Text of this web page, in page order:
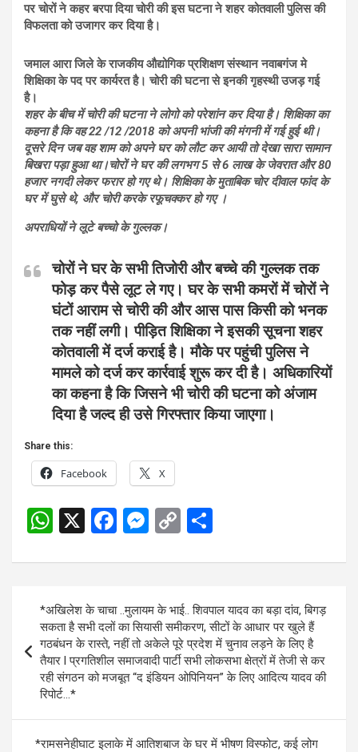
पर चोरों ने कहर बरपा दिया चोरी की इस घटना ने शहर कोतवाली पुलिस की
विफलता को उजागर कर दिया है।
जमाल आरा जिले के राजकीय औद्योगिक प्रशिक्षण संस्थान नवाबगंज मे
शिक्षिका के पद पर कार्यरत है। चोरी की घटना से इनकी गृहस्थी उजड़ गई
है।
शहर के बीच में चोरी की घटना ने लोगो को परेशांन कर दिया है। शिक्षिका का
कहना है कि वह 22 /12 /2018 को अपनी भांजी की मंगनी में गई हुई थी।
दूसरे दिन जब वह शाम को अपने घर को लौट कर आयी तो देखा सारा सामान
बिखरा पड़ा हुआ था।चोरों ने घर की लगभग 5 से 6 लाख के जेवरात और 80
हजार नगदी लेकर फरार हो गए थे। शिक्षिका के मुताबिक चोर दीवाल फांद के
घर में घुसे थे, और चोरी करके रफूचक्कर हो गए ।
अपराधियों ने लूटे बच्चो के गुल्लक।
चोरों ने घर के सभी तिजोरी और बच्चे की गुल्लक तक
फोड़ कर पैसे लूट ले गए। घर के सभी कमरों में चोरों ने
घंटों आराम से चोरी की और आस पास किसी को भनक
तक नहीं लगी। पीड़ित शिक्षिका ने इसकी सूचना शहर
कोतवाली में दर्ज कराई है। मौके पर पहुंची पुलिस ने
मामले को दर्ज कर कार्रवाई शुरू कर दी है। अधिकारियों
का कहना है कि जिसने भी चोरी की घटना को अंजाम
दिया है जल्द ही उसे गिरफ्तार किया जाएगा।
Share this:
Facebook X
W
at
s
A
p
p
X
F
ce
o
o
k
M
se
n
g
er
C
py
Li
n
k
ar
navigation
*अखिलेश के चाचा ..मुलायम के भाई.. शिवपाल यादव का बड़ा दांव, बिगड़
सकता है सभी दलों का सियासी समीकरण, सीटों के आधार पर खुले हैं
गठबंधन के रास्ते, नहीं तो अकेले पूरे प्रदेश में चुनाव लड़ने के लिए है
तैयार l प्रगतिशील समाजवादी पार्टी सभी लोकसभा क्षेत्रों में तेजी से कर
रही संगठन को मजबूत “द इंडियन ओपिनियन” के लिए आदित्य यादव की
रिपोर्ट…*
*रामसनेहीघाट इलाके में आतिशबाज के घर में भीषण विस्फोट, कई लोग